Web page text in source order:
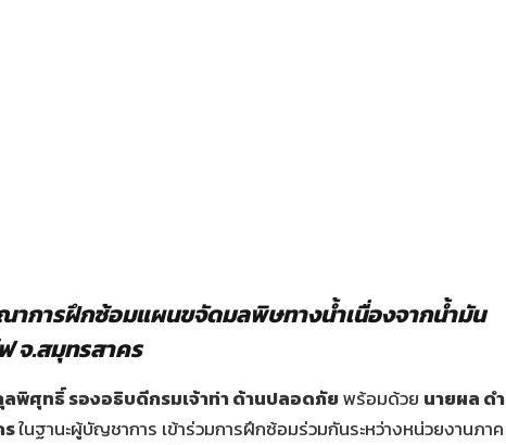
าการฝึกซ้อมแผนขจัดมลพิษทางน้ำเนื่องจากน้ำมัน
จ.สมุทรสาคร
พิศุทธิ์ รองอธิบดีกรมเจ้าท่า ด้านปลอดภัยพร้อมด้วย นายผล ดำ
ในฐานะผู้บัญชาการ เข้าร่วมการฝึกซ้อมร่วมกันระหว่างหน่วยงานภาค